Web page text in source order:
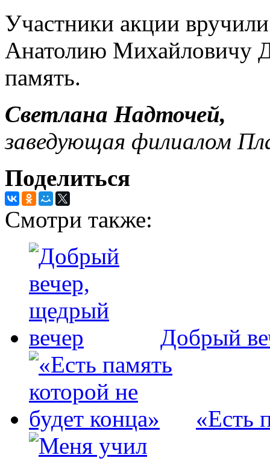
Участники акции
Анатолию Михайловичу
память.
Светлана Надточей,
заведующая филиалом
Поделиться
Смотри также:
Добрый
«Есть